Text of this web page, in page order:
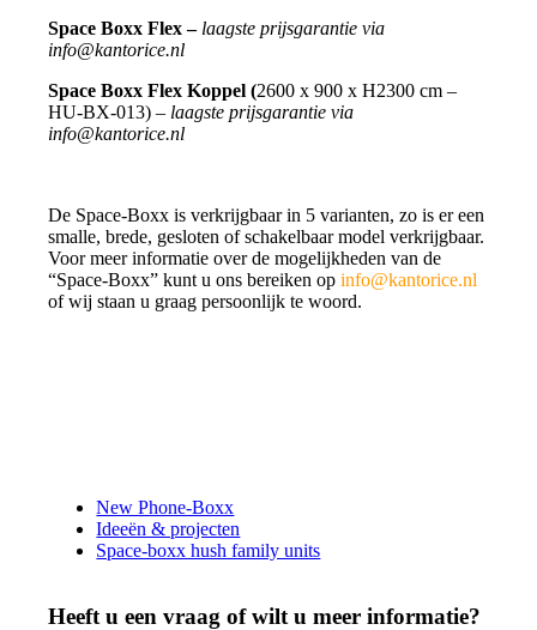
Space Boxx Flex – laagste prijsgarantie via
info@kantorice.nl
Space Boxx Flex Koppel(2600 x 900 x H2300 cm –
HU-BX-013) – laagste prijsgarantie via
info@kantorice.nl
De Space-Boxx is verkrijgbaar in 5 varianten, zo is er een
smalle, brede, gesloten of schakelbaar model verkrijgbaar.
Voor meer informatie over de mogelijkheden van de
“Space-Boxx” kunt u ons bereiken opinfo@kantorice.nl
of wij staan u graag persoonlijk te woord.
New Phone-Boxx
Ideeën & projecten
Space-boxx hush family units
Heeft u een vraag of wilt u meer informatie?